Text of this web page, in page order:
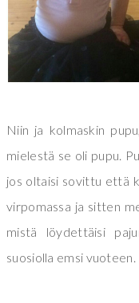
Niin ja kolmaskin
mielestä se oli pupu.
jos oltaisi sovittu että
virpomassa ja sitten
mistä löydettäisi
suosiolla emsi vuoteen.